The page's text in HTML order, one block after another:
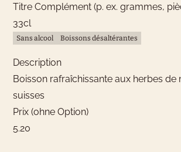
Titre Complément (p. ex. grammes,
33cl
Sans alcool Boissons désaltérantes
Description
Boisson rafraîchissante aux herbes de
suisses
Prix (ohne Option)
5.20